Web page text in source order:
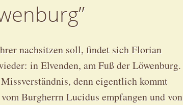
nachsitzen soll, findet sich Florian
in Elvenden, am Fuß der Löwenburg.
denn eigentlich kommt
Burgherrn Lucidus empfangen und von